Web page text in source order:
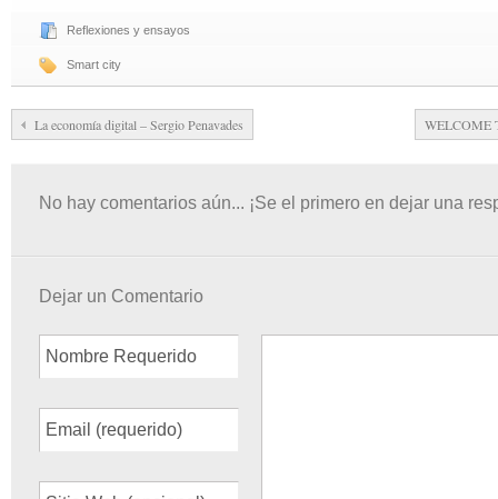
Reflexiones y ensayos
Smart city
La economía digital – Sergio Penavades WELCOME
No hay comentarios aún... ¡Se el primero en dejar una
Dejar un Comentario